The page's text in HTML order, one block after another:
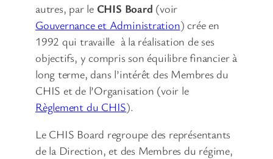
autres, par le CHIS Board (voir
Gouvernance et Administration) crée en
1992 qui travaille à la réalisation de ses
objectifs, y compris son équilibre financier à
long terme, dans l’intérêt des Membres du
CHIS et de l’Organisation (voir le
Règlement du CHIS).
Le CHIS Board regroupe des représentants
de la Direction, et des Membres du régime,